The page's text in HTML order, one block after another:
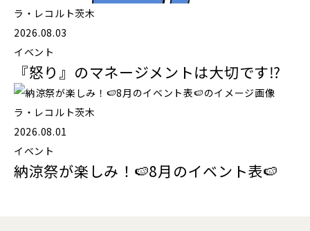
ラ・レコルト茨木
2026.08.03
イベント
『怒り』のマネージメントは大切です⁉️
ラ・レコルト茨木
2026.08.01
イベント
納涼祭が楽しみ！🍉8月のイベント表🍉